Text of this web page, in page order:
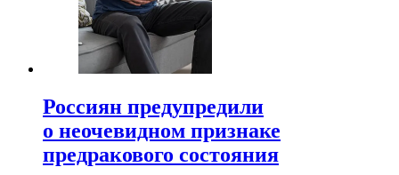
Россиян предупредили
о неочевидном признаке
предракового состояния